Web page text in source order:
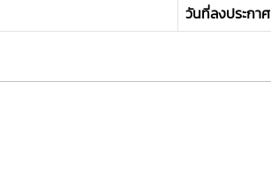
วันที่ลงประกาศ